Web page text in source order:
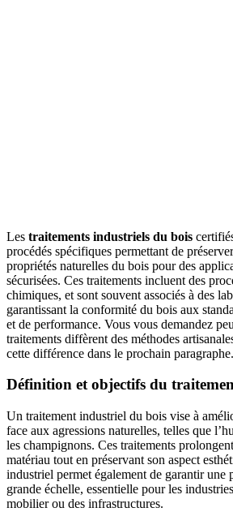
Les traitements industriels du bois
procédés spécifiques permettant de
propriétés naturelles du bois pour des
sécurisées. Ces traitements incluent des
chimiques, et sont souvent associés à des
garantissant la conformité du bois aux
et de performance. Vous vous demandez
traitements diffèrent des méthodes
cette différence dans le prochain paragraphe.
Définition et objectifs du
Un traitement industriel du bois vise à
face aux agressions naturelles, telles que
les champignons. Ces traitements
matériau tout en préservant son aspect
industriel permet également de garantir une
grande échelle, essentielle pour les
mobilier ou des infrastructures.